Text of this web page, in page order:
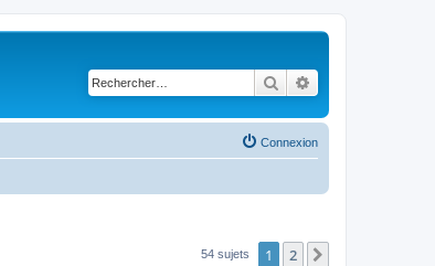
Rechercher
Connexion
54 sujets 1 2